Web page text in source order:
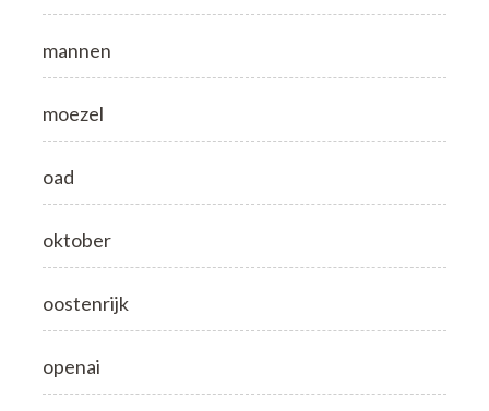
mannen
moezel
oad
oktober
oostenrijk
openai